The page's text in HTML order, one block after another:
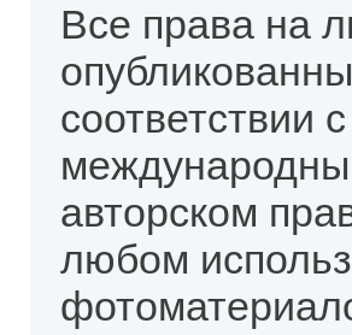
Все права на
соответствии
авторском
любом